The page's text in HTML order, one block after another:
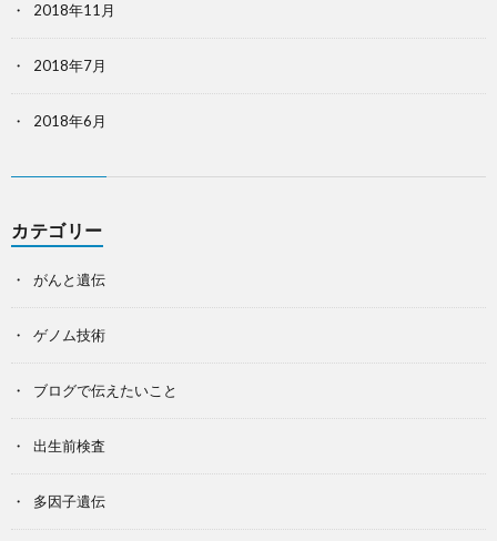
2018年11月
2018年7月
2018年6月
カテゴリー
がんと遺伝
ゲノム技術
ブログで伝えたいこと
出生前検査
多因子遺伝